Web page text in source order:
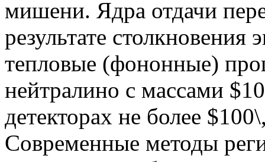
мишени. Ядра отдачи
результате
тепловые (фононные)
нейтралино с массами
детекторах не более
Современные методы